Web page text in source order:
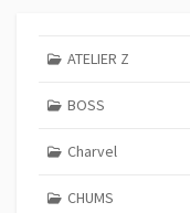
ATELIER Z
BOSS
Charvel
CHUMS